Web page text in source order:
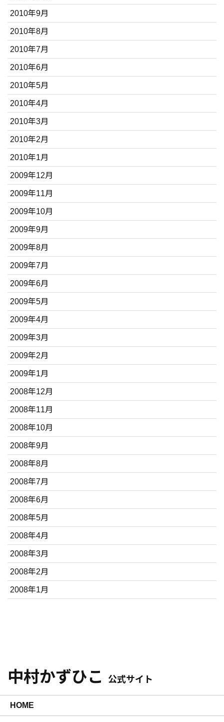
2010年9月
2010年8月
2010年7月
2010年6月
2010年5月
2010年4月
2010年3月
2010年2月
2010年1月
2009年12月
2009年11月
2009年10月
2009年9月
2009年8月
2009年7月
2009年6月
2009年5月
2009年4月
2009年3月
2009年2月
2009年1月
2008年12月
2008年11月
2008年10月
2008年9月
2008年8月
2008年7月
2008年6月
2008年5月
2008年4月
2008年3月
2008年2月
2008年1月
中村かずひこ 公式サイト
HOME